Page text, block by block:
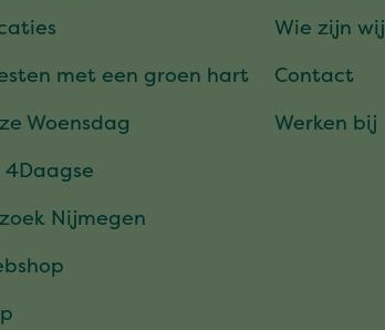
met een groen hart
Woensdag
4Daagse
Nijmegen
Wie zijn wij
Contact
Werken bij